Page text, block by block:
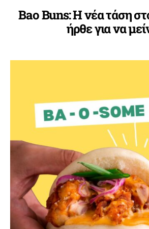
Bao Buns: Η νέα τάση
ήρθε για να